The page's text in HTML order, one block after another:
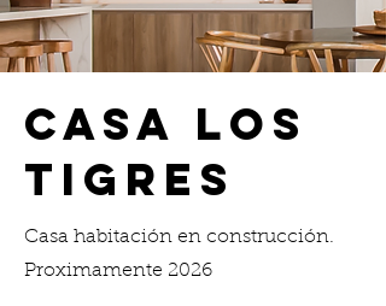
CASA LOS
TIGRES
Casa habitación en construcción.
Proximamente 2026